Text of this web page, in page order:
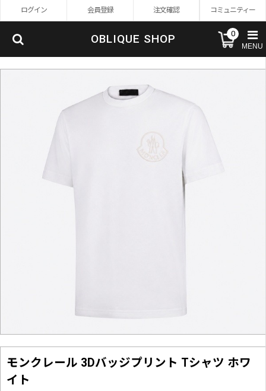
ログイン 会員登録 注文確認 コミュニティー
OBLIQUE SHOP 0
MENU
モンクレール 3Dバッジプリント Tシャツ ホワ
イト